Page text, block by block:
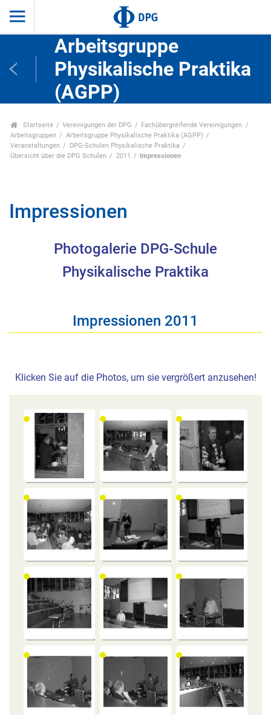
Arbeitsgruppe
Physikalische Praktika
(AGPP)
Startseite Vereinigungen der DPG
Fachübergreifende Vereinigungen
Arbeitsgruppen
Arbeitsgruppe Physikalische Praktika (AGPP)
Veranstaltungen
DPG-Schulen Physikalische Praktika
Übersicht über die DPG Schulen
2011 Impressionen
Impressionen
Photogalerie DPG-Schule
Physikalische Praktika
Impressionen 2011
Klicken Sie auf die Photos, um sie vergrößert anzusehen!